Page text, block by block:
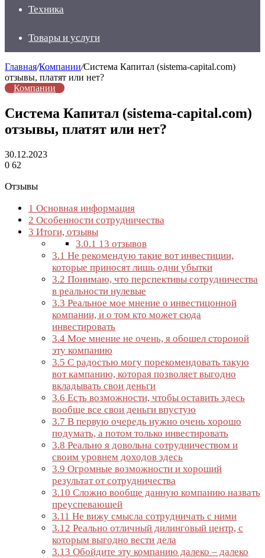
Техника
Товары и услуги
Главная/Компании/Система Капитал (sistema-capital.com)
отзывы, платят или нет?
Компании
Система Капитал (sistema-capital.com)
отзывы, платят или нет?
30.12.2023
0 62
Отзывы
1 Основная информация
2 Особенности сотрудничества
3 Итоги, отзывы
3.0.1 13 отзывов
3.1 Не рекомендую такие вот инвестиции,
которые приносят лишь одни убытки
3.2 Понимаю, что перспективы сотрудничества
в реальности нулевые
3.3 Реальное мое мнение о инвестицонной
компании, и о том кто может сюда
инвестировать
3.4 Мое мнение не очень, я обошел стороной
эту компанию
3.5 С радостью могу порекомендовать такую
вот кампанию, которая позволяет выгодно
вкладывать свои деньги
3.6 Есть возможности, чтобы оставить здесь
вообще все свои деньги впустую
3.7 В первую очередь нужно очень хорошо
подумать, а потом только инвестировать
3.8 Реально я довольна сотрудничеством и
своим уровнем доходов здесь
3.9 Огромные возможности и хороший
результат от сотрудничества
3.10 Сложно вообще данную компанию назвать
преуспевающей
3.11 Не вижу смысла сотрудничать с ними
3.12 Реально отличный дилинговый центр, с
которым выгодно вести дела
3.13 Обойдите эту компанию далеко – далеко